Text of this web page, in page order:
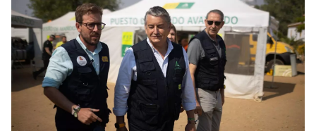
Miguel Abad Vila
TRIBUNA
Una crisis migratoria y una crisis sanitaria